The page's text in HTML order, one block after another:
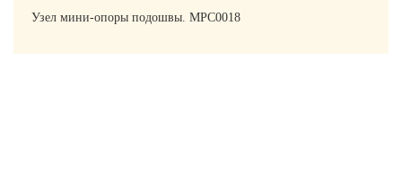
Узел мини-опоры подошвы. MPC0018